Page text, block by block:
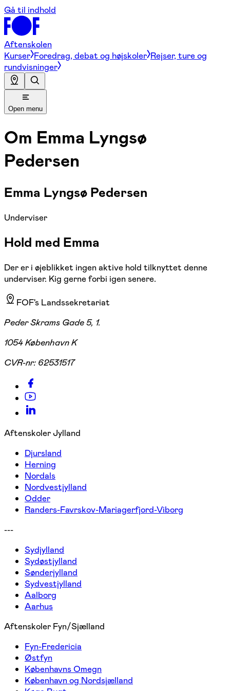
Gå til indhold
Aftenskolen
Kurser Foredrag, debat og højskoler Rejser, ture og
rundvisninger
Open menu
Om Emma Lyngsø
Pedersen
Emma Lyngsø Pedersen
Underviser
Hold med Emma
Der er i øjeblikket ingen aktive hold tilknyttet denne
underviser. Kig gerne forbi igen senere.
FOF's Landssekretariat
Peder Skrams Gade 5, 1.
1054 København K
CVR-nr: 62531517
Aftenskoler Jylland
Djursland
Herning
Nordals
Nordvestjylland
Odder
Randers-Favrskov-Mariagerfjord-Viborg
---
Sydjylland
Sydøstjylland
Sønderjylland
Sydvestjylland
Aalborg
Aarhus
Aftenskoler Fyn/Sjælland
Fyn-Fredericia
Østfyn
Københavns Omegn
København og Nordsjælland